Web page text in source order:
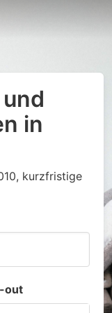
in
kurzfristige
out